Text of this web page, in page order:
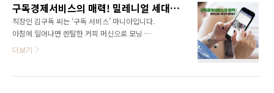
구독경제서비스의 매력! 밀레니얼 세대가 말하다
직장인 김구독 씨는 ‘구독 서비스’ 마니아입니다.
아침에 일어나면 렌탈한 커피 머신으로 모닝 커
피를 마시고, 출근길에는 음악 어플의 스트리밍
더보기